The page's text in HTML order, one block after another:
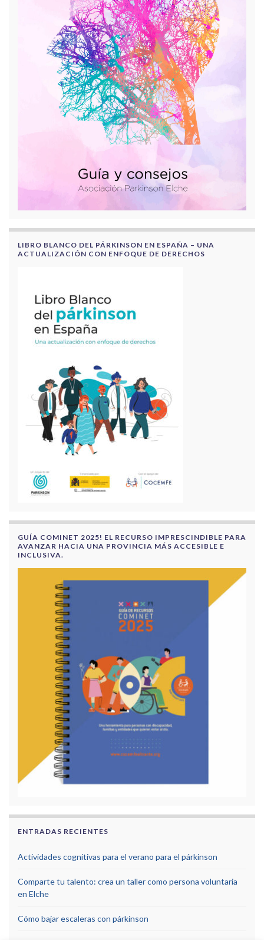
LIBRO BLANCO DEL PÁRKINSON EN ESPAÑA – UNA
ACTUALIZACIÓN CON ENFOQUE DE DERECHOS
GUÍA COMINET 2025! EL RECURSO IMPRESCINDIBLE PARA
AVANZAR HACIA UNA PROVINCIA MÁS ACCESIBLE E
INCLUSIVA.
ENTRADAS RECIENTES
Actividades cognitivas para el verano para el párkinson
Comparte tu talento: crea un taller como persona voluntaria
en Elche
Cómo bajar escaleras con párkinson